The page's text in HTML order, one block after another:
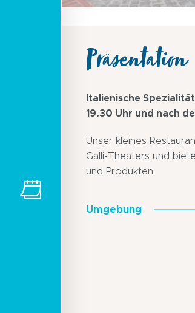
Präsentation
Italienische
19.30 Uhr und nach
Unser kleines
Galli-Theaters und
und Produkten.
Umgebung